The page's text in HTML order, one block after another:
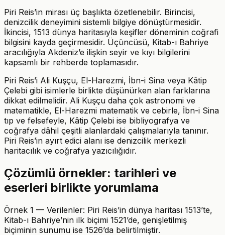
Piri Reis’in mirası üç başlıkta özetlenebilir. Birincisi,
denizcilik deneyimini sistemli bilgiye dönüştürmesidir.
İkincisi, 1513 dünya haritasıyla keşifler döneminin coğrafi
bilgisini kayda geçirmesidir. Üçüncüsü, Kitab-ı Bahriye
aracılığıyla Akdeniz’e ilişkin seyir ve kıyı bilgilerini
kapsamlı bir rehberde toplamasıdır.
Piri Reis’i Ali Kuşçu, El-Harezmi, İbn-i Sina veya Kâtip
Çelebi gibi isimlerle birlikte düşünürken alan farklarına
dikkat edilmelidir. Ali Kuşçu daha çok astronomi ve
matematikle, El-Harezmi matematik ve cebirle, İbn-i Sina
tıp ve felsefeyle, Kâtip Çelebi ise bibliyografya ve
coğrafya dâhil çeşitli alanlardaki çalışmalarıyla tanınır.
Piri Reis’in ayırt edici alanı ise denizcilik merkezli
haritacılık ve coğrafya yazıcılığıdır.
Çözümlü örnekler: tarihleri ve
eserleri birlikte yorumlama
Örnek 1 — Verilenler: Piri Reis’in dünya haritası 1513’te,
Kitab-ı Bahriye’nin ilk biçimi 1521’de, genişletilmiş
biçiminin sunumu ise 1526’da belirtilmiştir.